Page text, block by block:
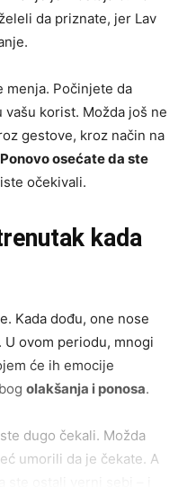
da priznate, jer Lav
menja. Počinjete da
korist. Možda još ne
gestove, kroz način na
Ponovo osećate da ste
očekivali.
kada
Kada dođu, one nose
ovom periodu, mnogi
će ih emocije
olakšanja i ponosa.
dugo čekali. Možda
umorili da je čekate. A